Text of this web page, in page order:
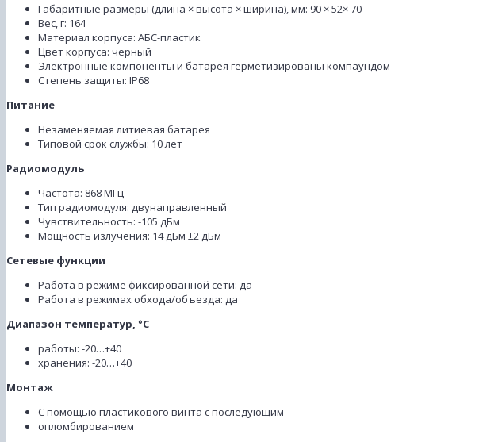
Габаритные размеры (длина × высота × ширина), мм: 90 × 52× 70
Вес, г: 164
Материал корпуса: АБС-пластик
Цвет корпуса: черный
Электронные компоненты и батарея герметизированы компаундом
Степень защиты: IP68
Питание
Незаменяемая литиевая батарея
Типовой срок службы: 10 лет
Радиомодуль
Частота: 868 МГц
Тип радиомодуля: двунаправленный
Чувствительность: -105 дБм
Мощность излучения: 14 дБм ±2 дБм
Сетевые функции
Работа в режиме фиксированной сети: да
Работа в режимах обхода/объезда: да
Диапазон температур, °С
работы: -20…+40
хранения: -20…+40
Монтаж
С помощью пластикового винта с последующим
опломбированием